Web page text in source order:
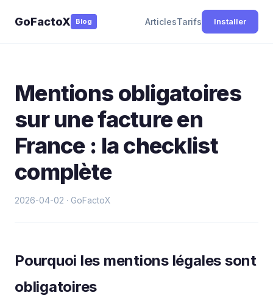
GoFactoX Blog ArticlesTarifs Installer
Mentions obligatoires
sur une facture en
France : la checklist
complète
2026-04-02 · GoFactoX
Pourquoi les mentions légales sont
obligatoires